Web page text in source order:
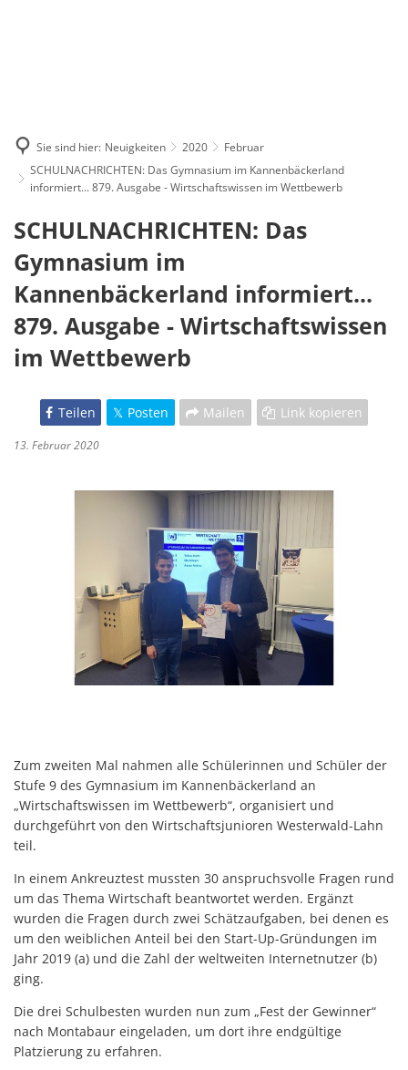
Sie sind hier: Neuigkeiten 2020
Februar
SCHULNACHRICHTEN: Das Gymnasium im Kannenbäckerland
informiert... 879. Ausgabe - Wirtschaftswissen im Wettbewerb
SCHULNACHRICHTEN: Das
Gymnasium im
Kannenbäckerland informiert...
879. Ausgabe - Wirtschaftswissen
im Wettbewerb
Teilen Posten Mailen Link kopieren
13. Februar 2020
Zum zweiten Mal nahmen alle Schülerinnen und Schüler der
Stufe 9 des Gymnasium im Kannenbäckerland an
„Wirtschaftswissen im Wettbewerb“, organisiert und
durchgeführt von den Wirtschaftsjunioren Westerwald-Lahn
teil.
In einem Ankreuztest mussten 30 anspruchsvolle Fragen rund
um das Thema Wirtschaft beantwortet werden. Ergänzt
wurden die Fragen durch zwei Schätzaufgaben, bei denen es
um den weiblichen Anteil bei den Start-Up-Gründungen im
Jahr 2019 (a) und die Zahl der weltweiten Internetnutzer (b)
ging.
Die drei Schulbesten wurden nun zum „Fest der Gewinner“
nach Montabaur eingeladen, um dort ihre endgültige
Platzierung zu erfahren.